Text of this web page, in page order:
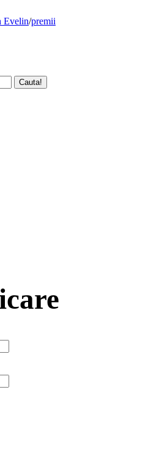
Evelin/premii